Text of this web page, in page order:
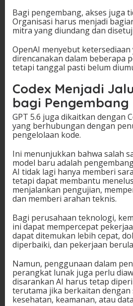
Bagi pengembang, akses juga
Organisasi harus menjadi
mitra yang diundang dan
OpenAI menyebut
direncanakan dalam beberapa
tetapi tanggal pasti belum
Codex Menjadi
bagi Pengembang
GPT 5.6 juga dikaitkan dengan
yang berhubungan dengan
pengelolaan kode.
Ini menunjukkan bahwa salah
model baru adalah
AI tidak lagi hanya memberi
tetapi dapat membantu
menjalankan pengujian,
dan memberi arahan teknis.
Bagi perusahaan teknologi,
ini dapat mempercepat
dapat ditemukan lebih cepat,
diperbaiki, dan pekerjaan
Namun, penggunaan dalam
perangkat lunak juga perlu
disarankan AI harus tetap
terutama jika berkaitan dengan
kesehatan, keamanan, atau